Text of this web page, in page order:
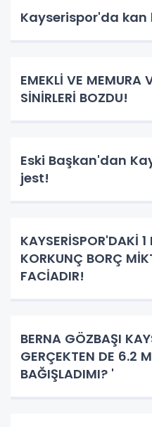
Kayserispor'da kan
EMEKLİ VE MEMURA
SİNİRLERİ BOZDU!
Eski Başkan'dan
jest!
KAYSERİSPOR'DAKİ 1 KATRİLYONLUK
KORKUNÇ BORÇ
FACİADIR!
BERNA GÖZBAŞI
GERÇEKTEN DE 6.2
BAĞIŞLADIMI? '